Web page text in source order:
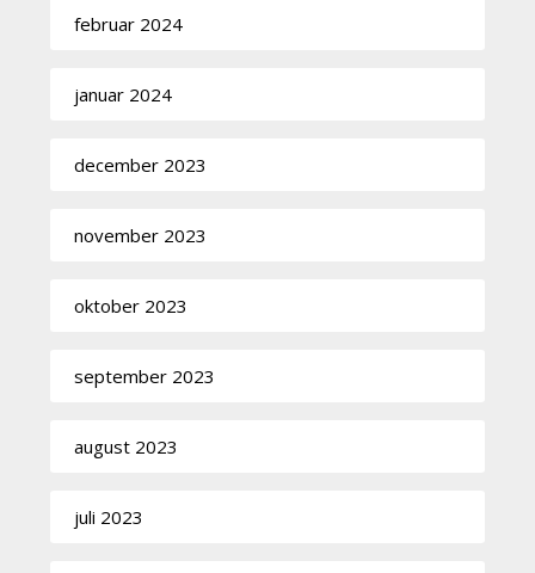
februar 2024
januar 2024
december 2023
november 2023
oktober 2023
september 2023
august 2023
juli 2023